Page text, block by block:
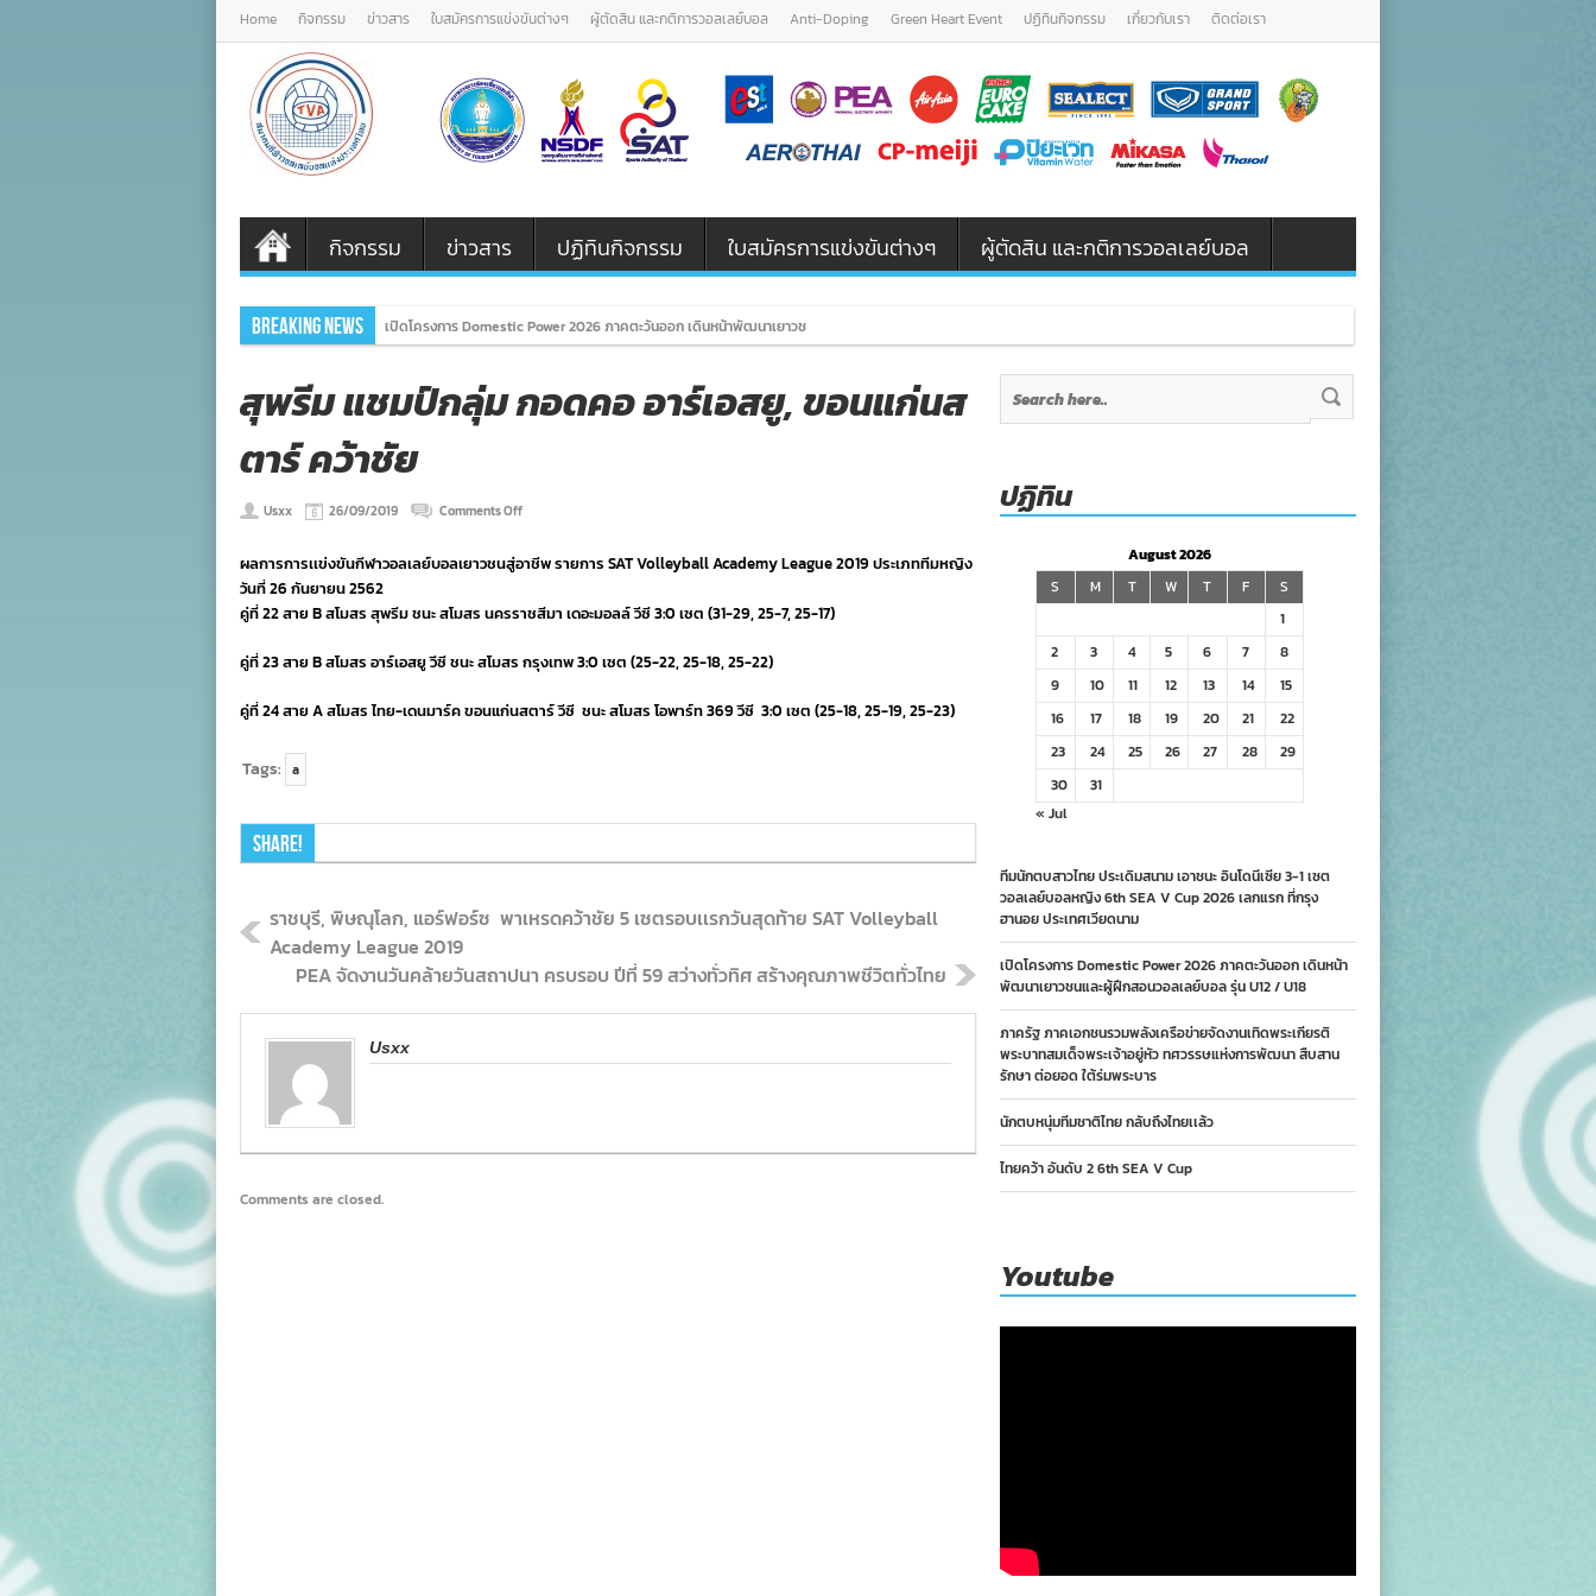
Home กิจกรรม ข่าวสาร ใบสมัครการแข่งขันต่างๆ ผู้ตัดสิน และกติการวอลเลย์บอล Anti-Doping Green Heart Event ปฏิทินกิจกรรม เกี่ยวกับเรา ติดต่อเรา
กิจกรรม ข่าวสาร ปฏิทินกิจกรรม ใบสมัครการแข่งขันต่างๆ ผู้ตัดสิน และกติการวอลเลย์บอล
Breaking News เปิดโครงการ Domestic Power 2026 ภาคตะวันออก เดินหน้าพัฒนาเยาวชนและผู้ฝึกสอนวอลเลย์บอล รุ่น U1
สุพรีม แชมป์กลุ่ม กอดคอ อาร์เอสยู, ขอนแก่นส
ตาร์ คว้าชัย
Usxx 26/09/2019 Comments Offon
แชมป์
กอด
คอ
เอ
แก่น
ผลการการเเข่งขันกีฬาวอลเลย์บอลเยาวชนสู่อาชีพ รายการ SAT Volleyball Academy League 2019 ประเภททีมหญิง
วันที่ 26 กันยายน 2562
คู่ที่ 22 สาย B สโมสร สุพรีม ชนะ สโมสร นครราชสีมา เดอะมอลล์ วีซี 3:0 เซต (31-29, 25-7, 25-17)
คู่ที่ 23 สาย B สโมสร อาร์เอสยู วีซี ชนะ สโมสร กรุงเทพ 3:0 เซต (25-22, 25-18, 25-22)
คู่ที่ 24 สาย A สโมสร ไทย-เดนมาร์ค ขอนแก่นสตาร์ วีซี ชนะ สโมสร โอพาร์ท 369 วีซี 3:0 เซต (25-18, 25-19, 25-23)
Tags: a
Share!
ราชบุรี, พิษณุโลก, แอร์ฟอร์ซ พาเหรดคว้าชัย 5 เซตรอบเเรกวันสุดท้าย SAT Volleyball
Academy League 2019
PEA จัดงานวันคล้ายวันสถาปนา ครบรอบ ปีที่ 59 สว่างทั่วทิศ สร้างคุณภาพชีวิตทั่วไทย
Usxx
Comments are closed.
ปฏิทิน
August 2026
S
M T W T F
S
1
2
3 4 5 6 7
8
9
10 11 12 13 14
15
16
17 18 19 20 21
22
23
24 25 26 27 28
29
30
31
« Jul
ทีมนักตบสาวไทย ประเดิมสนาม เอาชนะ อินโดนีเซีย 3-1 เซต
วอลเลย์บอลหญิง 6th SEA V Cup 2026 เลกแรก ที่กรุง
ฮานอย ประเทศเวียดนาม
เปิดโครงการ Domestic Power 2026 ภาคตะวันออก เดินหน้า
พัฒนาเยาวชนและผู้ฝึกสอนวอลเลย์บอล รุ่น U12 / U18
ภาครัฐ ภาคเอกชนรวมพลังเครือข่ายจัดงานเทิดพระเกียรติ
พระบาทสมเด็จพระเจ้าอยู่หัว ทศวรรษแห่งการพัฒนา สืบสาน
รักษา ต่อยอด ใต้ร่มพระบาร
นักตบหนุ่มทีมชาติไทย กลับถึงไทยเเล้ว
ไทยคว้า อันดับ 2 6th SEA V Cup
Youtube